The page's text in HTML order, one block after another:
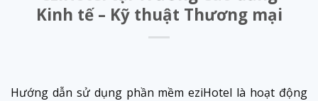
Kinh tế – Kỹ thuật Thương mại
Hướng dẫn sử dụng phần mềm eziHotel là hoạt động